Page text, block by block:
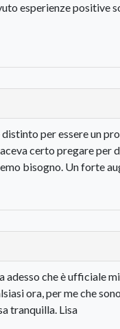
esperienze positive
per essere un
certo pregare per
bisogno. Un forte
che è ufficiale mi
ora, per me che
tranquilla. Lisa